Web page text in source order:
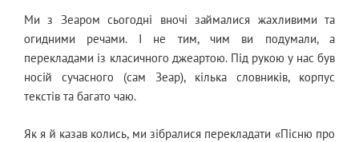
Ми з Зеаром сьогодні вночі займалися жахливими та
огидними речами. І не тим, чим ви подумали, а
перекладами із класичного джеартою. Під рукою у нас був
носій сучасного (сам Зеар), кілька словників, корпус
текстів та багато чаю.
Як я й казав колись, ми зібралися перекладати «Пісню про